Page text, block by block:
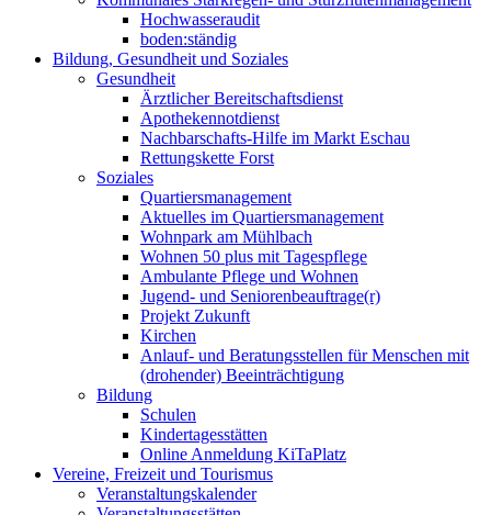
Hochwasseraudit
boden:ständig
Bildung, Gesundheit und Soziales
Gesundheit
Ärztlicher Bereitschaftsdienst
Apothekennotdienst
Nachbarschafts-Hilfe im Markt Eschau
Rettungskette Forst
Soziales
Quartiersmanagement
Aktuelles im Quartiersmanagement
Wohnpark am Mühlbach
Wohnen 50 plus mit Tagespflege
Ambulante Pflege und Wohnen
Jugend- und Seniorenbeauftrage(r)
Projekt Zukunft
Kirchen
Anlauf- und Beratungsstellen für Menschen mit
(drohender) Beeinträchtigung
Bildung
Schulen
Kindertagesstätten
Online Anmeldung KiTaPlatz
Vereine, Freizeit und Tourismus
Veranstaltungskalender